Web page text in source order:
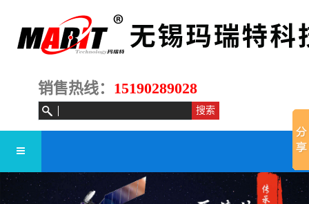
销售热线： 15190289028